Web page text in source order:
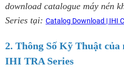
download catalogue máy nén
Series tại: Catalog Download | IHI
2. Thông Số Kỹ Thuật
IHI TRA Series